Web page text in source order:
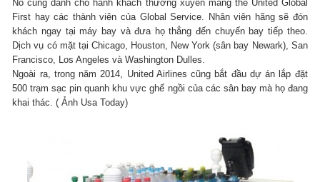
Nó cũng dành cho hành khách thường xuyên mang thẻ United Global
First hay các thành viên của Global Service. Nhân viên hãng sẽ đón
khách ngay tại máy bay và đưa họ thẳng đến chuyến bay tiếp theo.
Dịch vụ có mặt tại Chicago, Houston, New York (sân bay Newark), San
Francisco, Los Angeles và Washington Dulles.
Ngoài ra, trong năm 2014, United Airlines cũng bắt đầu dự án lắp đặt
500 trạm sạc pin quanh khu vực ghế ngồi của các sân bay mà họ đang
khai thác. ( Ảnh Usa Today)